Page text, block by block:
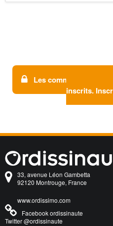
Les commentaires
inscrits.
33, avenue Léon Gambetta
92120 Montrouge, France
www.ordissimo.com
Facebook ordissinaute
Twitter @ordissinaute